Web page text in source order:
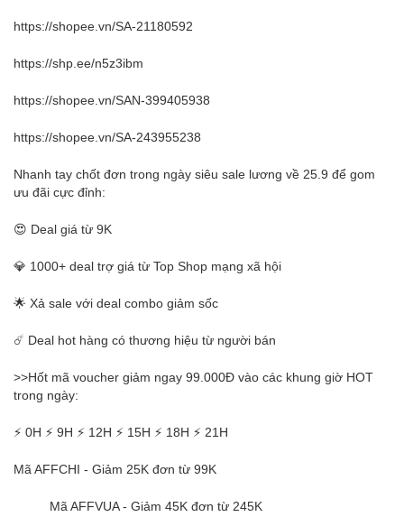
https://shopee.vn/SA-21180592
https://shp.ee/n5z3ibm
https://shopee.vn/SAN-399405938
https://shopee.vn/SA-243955238
Nhanh tay chốt đơn trong ngày siêu sale lương về 25.9 để gom
ưu đãi cực đỉnh:
😍 Deal giá từ 9K
💎 1000+ deal trợ giá từ Top Shop mạng xã hội
🌟 Xả sale với deal combo giảm sốc
☄️ Deal hot hàng có thương hiệu từ người bán
>>Hốt mã voucher giảm ngay 99.000Đ vào các khung giờ HOT
trong ngày:
⚡ 0H ⚡ 9H ⚡ 12H ⚡ 15H ⚡ 18H ⚡ 21H
Mã AFFCHI - Giảm 25K đơn từ 99K
Mã AFFVUA - Giảm 45K đơn từ 245K